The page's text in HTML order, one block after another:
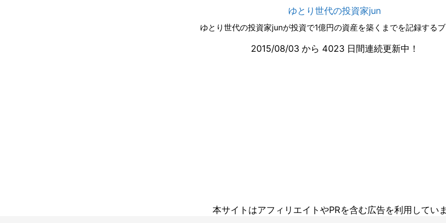
ゆとり世代の投資家jun
ゆとり世代の投資家junが投資で1億円の資産を築くまでを記録するブ
2015/08/03 から 4023 日間連続更新中！
本サイトはアフィリエイトやPRを含む広告を利用してい